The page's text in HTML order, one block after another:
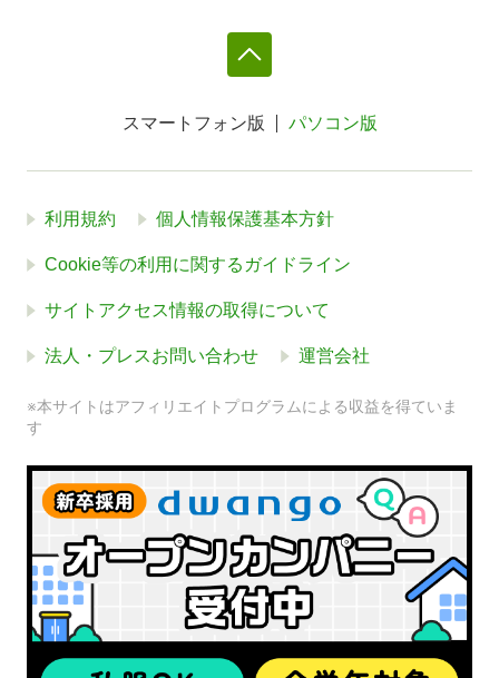
スマートフォン版 パソコン版
利用規約 個人情報保護基本方針
Cookie等の利用に関するガイドライン
サイトアクセス情報の取得について
法人・プレスお問い合わせ 運営会社
※本サイトはアフィリエイトプログラムによる収益を得ていま
す